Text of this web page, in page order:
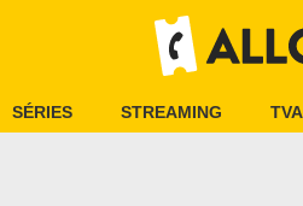
SÉRIES STREAMING